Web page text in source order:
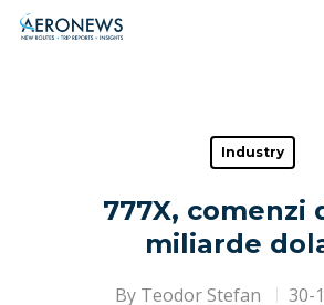
Hit enter to search or ESC to
Industry
777X, comenzi
miliarde
By Teodor Stefan 30-